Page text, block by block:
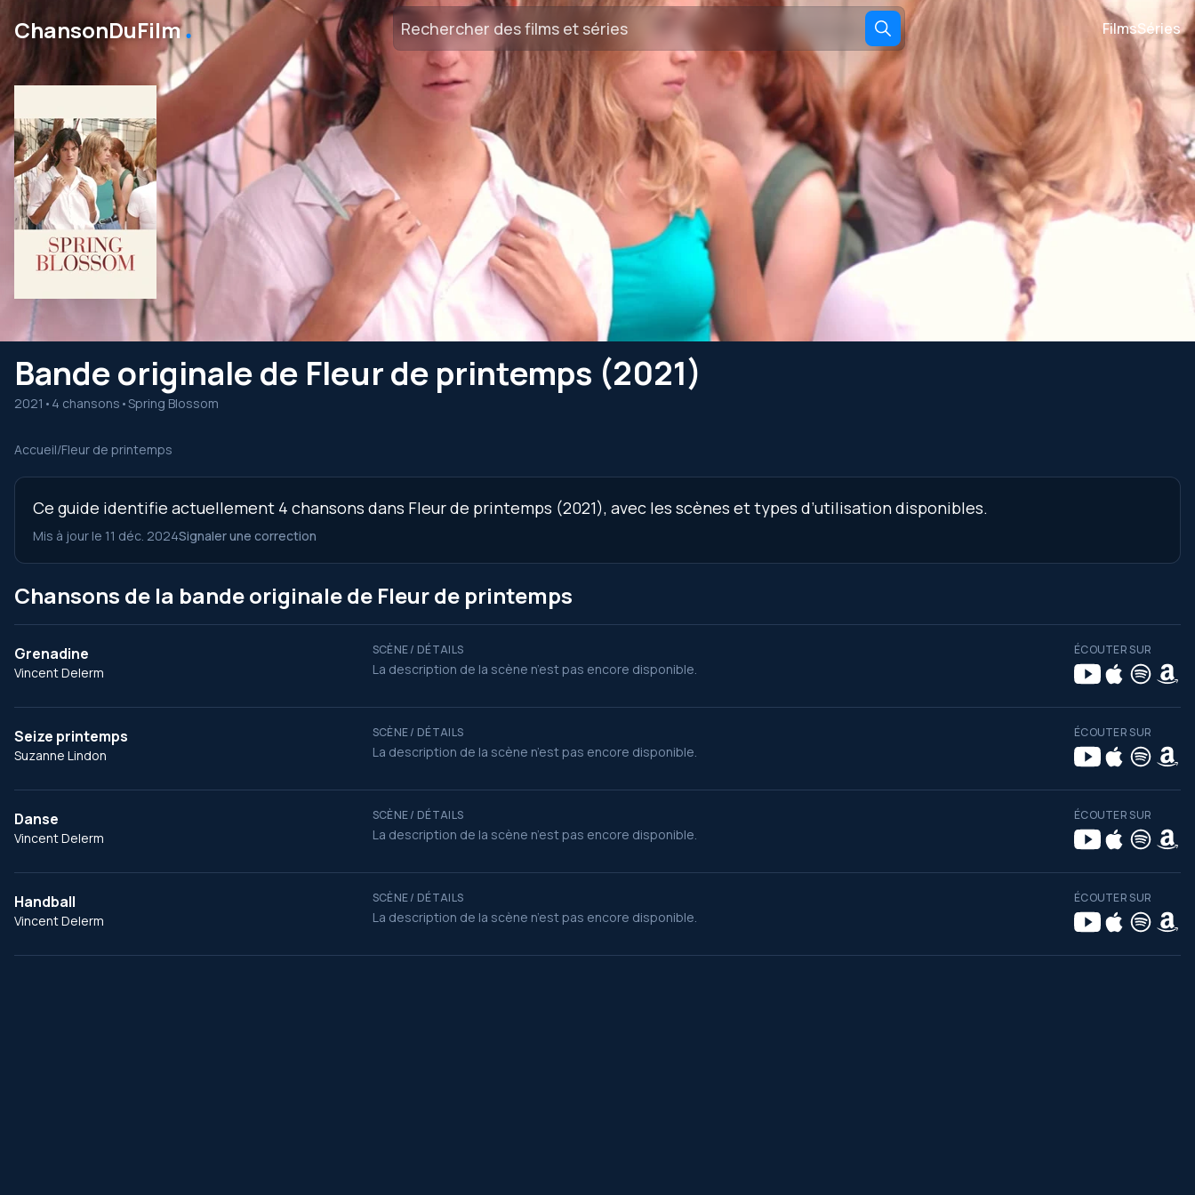
ChansonDuFilm․ FilmsSéries
Bande originale de Fleur de printemps (2021)
2021 • 4 chansons •Spring Blossom
Accueil/Fleur de printemps
Ce guide identifie actuellement 4 chansons dans Fleur de printemps (2021), avec les scènes et types d’utilisation disponibles.
Mis à jour le 11 déc. 2024Signaler une correction
Chansons de la bande originale de Fleur de printemps
Grenadine
Vincent Delerm
SCÈNE / DÉTAILS
La description de la scène n’est pas encore disponible.
ÉCOUTER SUR
Seize printemps
Suzanne Lindon
SCÈNE / DÉTAILS
La description de la scène n’est pas encore disponible.
ÉCOUTER SUR
Danse
Vincent Delerm
SCÈNE / DÉTAILS
La description de la scène n’est pas encore disponible.
ÉCOUTER SUR
Handball
Vincent Delerm
SCÈNE / DÉTAILS
La description de la scène n’est pas encore disponible.
ÉCOUTER SUR